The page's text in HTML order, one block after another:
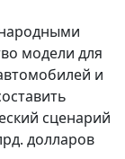
модели для
и
сценарий
долларов